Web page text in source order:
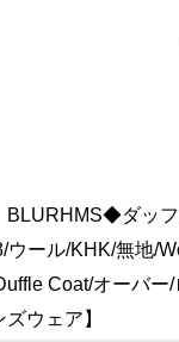
BLURHMS◆ダッ
ウール/KHK/無地/
Coat/オーバー/
ウェア】